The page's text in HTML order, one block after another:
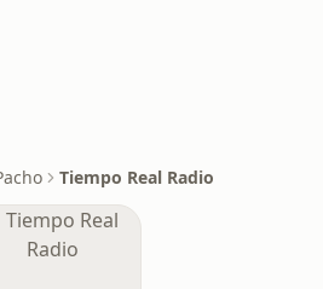
Tiempo Real Radio